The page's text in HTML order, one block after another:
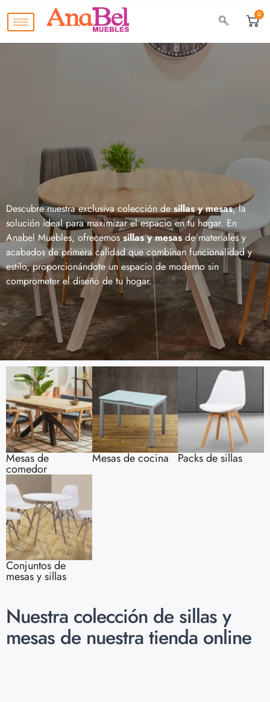
0
Descubre nuestra exclusiva colección desillas y mesas, la
solución ideal para maximizar el espacio en tu hogar. En
Anabel Muebles, ofrecemossillas y mesas de materiales y
acabados de primera calidad que combinan funcionalidad y
estilo, proporcionándote un espacio de moderno sin
comprometer el diseño de tu hogar.
Mesas de
comedor
Mesas de cocina Packs de sillas
Conjuntos de
mesas y sillas
Nuestra colección de sillas y
mesas de nuestra tienda online